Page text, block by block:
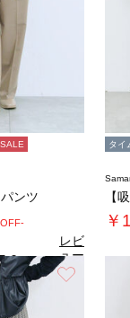
SALE
ンツ
（1）
レビ
ュー
を見
る
タイ
￥